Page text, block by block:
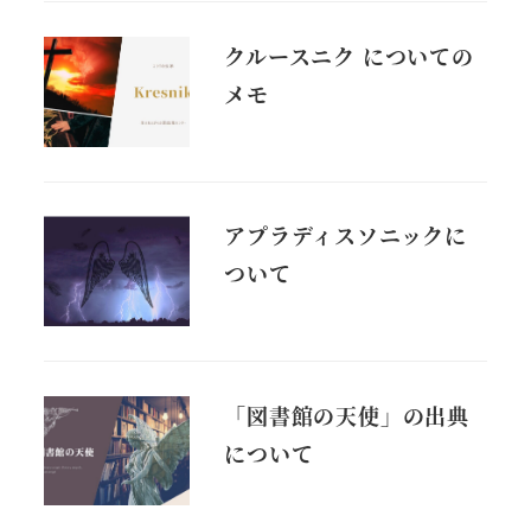
クルースニク についての
メモ
アプラディスソニックに
ついて
「図書館の天使」の出典
について